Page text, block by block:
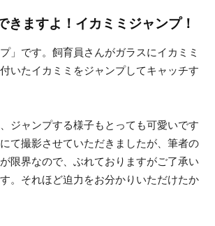
きますよ！イカミミジャンプ！
」です。飼育員さんがガラスにイカミミ
いたイカミミをジャンプしてキャッチす
ジャンプする様子もとっても可愛いです
て撮影させていただきましたが、筆者の
限界なので、ぶれておりますがご了承い
。それほど迫力をお分かりいただけたか